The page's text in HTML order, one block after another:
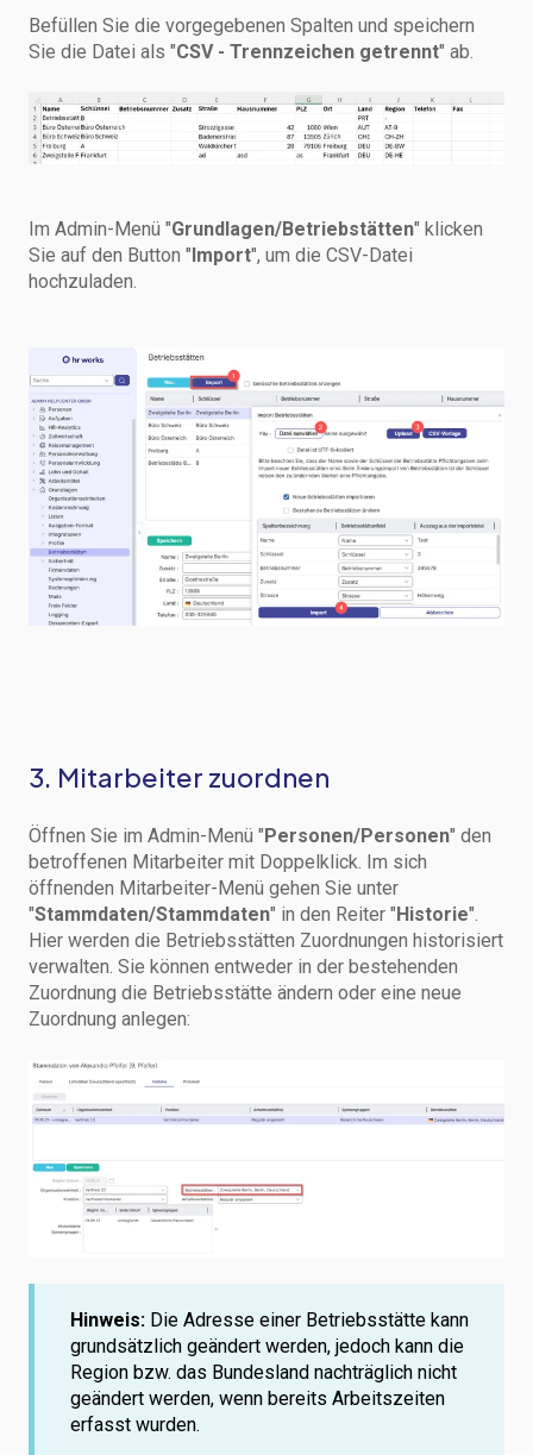
Befüllen Sie die vorgegebenen Spalten und speichern
Sie die Datei als "CSV - Trennzeichen getrennt" ab.
Im Admin-Menü "Grundlagen/Betriebstätten" klicken
Sie auf den Button " Import", um die CSV-Datei
hochzuladen.
3. Mitarbeiter zuordnen
Öffnen Sie im Admin-Menü " Personen/Personen" den
betroffenen Mitarbeiter mit Doppelklick. Im sich
öffnenden Mitarbeiter-Menü gehen Sie unter
"Stammdaten/Stammdaten" in den Reiter " Historie".
Hier werden die Betriebsstätten Zuordnungen historisiert
verwalten. Sie können entweder in der bestehenden
Zuordnung die Betriebsstätte ändern oder eine neue
Zuordnung anlegen:
Hinweis: Die Adresse einer Betriebsstätte kann
grundsätzlich geändert werden, jedoch kann die
Region bzw. das Bundesland nachträglich nicht
geändert werden, wenn bereits Arbeitszeiten
erfasst wurden.